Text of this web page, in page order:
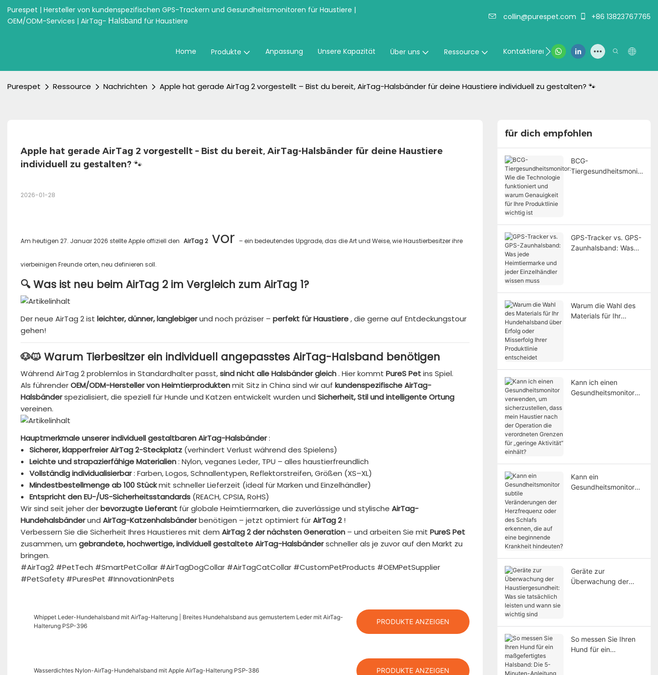
Purespet | Hersteller von kundenspezifischen GPS-Trackern und Gesundheitsmonitoren für Haustiere |
OEM/ODM-Services | AirTag- Halsband für Haustiere collin@purespet.com +86 13823767765
Home Produkte Anpassung Unsere Kapazität Über uns Ressource Kontaktieren Sie uns
Purespet Ressource Nachrichten Apple hat gerade AirTag 2 vorgestellt – Bist du bereit, AirTag-Halsbänder für deine Haustiere individuell zu gestalten? 🐾
Apple hat gerade AirTag 2 vorgestellt – Bist du bereit, AirTag-Halsbänder für deine Haustiere
individuell zu gestalten? 🐾
2026-01-28
Am heutigen 27. Januar 2026 stellte Apple offiziell den AirTag 2vor – ein bedeutendes Upgrade, das die Art und Weise, wie Haustierbesitzer ihre
vierbeinigen Freunde orten, neu definieren soll.
🔍 Was ist neu beim AirTag 2 im Vergleich zum AirTag 1?
Der neue AirTag 2 ist leichter, dünner, langlebigerund noch präziser – perfekt für Haustiere, die gerne auf Entdeckungstour
gehen!
🐶🐱 Warum Tierbesitzer ein individuell angepasstes AirTag-Halsband benötigen
Während AirTag 2 problemlos in Standardhalter passt,sind nicht alle Halsbänder gleich. Hier kommt PureS Petins Spiel.
Als führenderOEM/ODM-Hersteller von Heimtierproduktenmit Sitz in China sind wir auf kundenspezifische AirTag-
Halsbänderspezialisiert, die speziell für Hunde und Katzen entwickelt wurden und Sicherheit, Stil und intelligente Ortung
vereinen.
Hauptmerkmale unserer individuell gestaltbaren AirTag-Halsbänder:
Sicherer, klapperfreier AirTag 2-Steckplatz(verhindert Verlust während des Spielens)
Leichte und strapazierfähige Materialien: Nylon, veganes Leder, TPU – alles haustierfreundlich
Vollständig individualisierbar: Farben, Logos, Schnallentypen, Reflektorstreifen, Größen (XS–XL)
Mindestbestellmenge ab 100 Stückmit schneller Lieferzeit (ideal für Marken und Einzelhändler)
Entspricht den EU-/US-Sicherheitsstandards(REACH, CPSIA, RoHS)
Wir sind seit jeher derbevorzugte Lieferantfür globale Heimtiermarken, die zuverlässige und stylische AirTag-
Hundehalsbänderund AirTag-Katzenhalsbänderbenötigen – jetzt optimiert fürAirTag 2!
Verbessern Sie die Sicherheit Ihres Haustieres mit dem AirTag 2 der nächsten Generation– und arbeiten Sie mit PureS Pet
zusammen, um gebrandete, hochwertige, individuell gestaltete AirTag-Halsbänderschneller als je zuvor auf den Markt zu
bringen.
#AirTag2 #PetTech #SmartPetCollar #AirTagDogCollar #AirTagCatCollar #CustomPetProducts #OEMPetSupplier
#PetSafety #PuresPet #InnovationInPets
Whippet Leder-Hundehalsband mit AirTag-Halterung | Breites Hundehalsband aus gemustertem Leder mit AirTag-
Halterung PSP-396
PRODUKTE ANZEIGEN
Wasserdichtes Nylon-AirTag-Hundehalsband mit Apple AirTag-Halterung PSP-386 PRODUKTE ANZEIGEN
für dich empfohlen
BCG-
Tiergesundheitsmonit
GPS-Tracker vs. GPS-
Zaunhalsband: Was
Warum die Wahl des
Materials für Ihr
Kann ich einen
Gesundheitsmonitor
einhält?
Kann ein
Gesundheitsmonitor
Geräte zur
Überwachung der
So messen Sie Ihren
Hund für ein